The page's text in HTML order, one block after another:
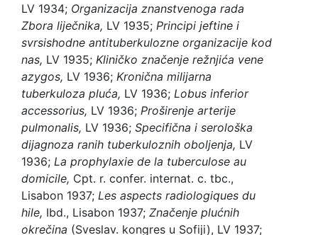
LV 1934; Organizacija znanstvenoga rada
Zbora liječnika, LV 1935; Principi jeftine i
svrsishodne antituberkulozne organizacije kod
nas, LV 1935; Kliničko značenje režnjića vene
azygos, LV 1936; Kronična milijarna
tuberkuloza pluća, LV 1936; Lobus inferior
accessorius, LV 1936; Proširenje arterije
pulmonalis, LV 1936; Specifična i serološka
dijagnoza ranih tuberkuloznih oboljenja, LV
1936; La prophylaxie de la tuberculose au
domicile, Cpt. r. confer. internat. c. tbc.,
Lisabon 1937; Les aspects radiologiques du
hile, Ibd., Lisabon 1937; Značenje plućnih
okrečina (Sveslav. kongres u Sofiji), LV 1937;